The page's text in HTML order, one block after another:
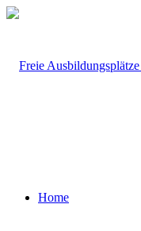
Home